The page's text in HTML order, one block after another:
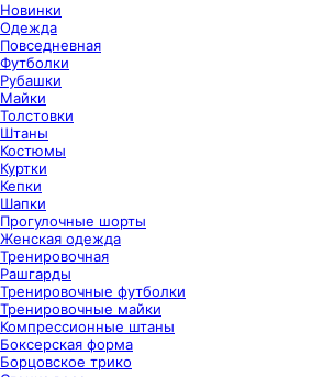
Новинки
Одежда
Повседневная
Футболки
Рубашки
Майки
Толстовки
Штаны
Костюмы
Куртки
Кепки
Шапки
Прогулочные шорты
Женская одежда
Тренировочная
Рашгарды
Тренировочные футболки
Тренировочные майки
Компрессионные штаны
Боксерская форма
Борцовское трико